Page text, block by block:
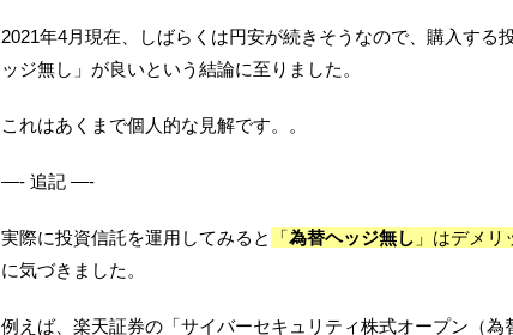
2021年4月現在、しばらくは円安が続きそうなので、購入する
ッジ無し」が良いという結論に至りました。
これはあくまで個人的な見解です。。
—- 追記 —-
実際に投資信託を運用してみると 「為替ヘッジ無し 」はデメリ
に気づきました。
例えば、楽天証券の「サイバーセキュリティ株式オープン（為